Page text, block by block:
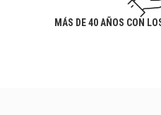
MÁS DE 40 AÑOS CON